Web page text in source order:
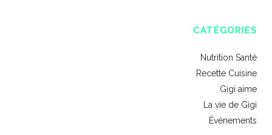
CATÉGORIES
Nutrition Santé
Recette Cuisine
Gigi aime
La vie de Gigi
Événements